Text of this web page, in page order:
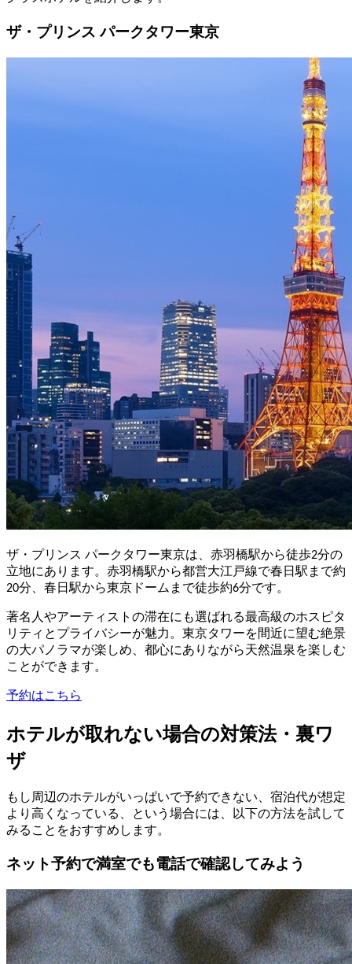
ザ・プリンス パークタワー東京
ザ・プリンス パークタワー東京は、赤羽橋駅から徒歩2分の
立地にあります。赤羽橋駅から都営大江戸線で春日駅まで約
20分、春日駅から東京ドームまで徒歩約6分です。
著名人やアーティストの滞在にも選ばれる最高級のホスピタ
リティとプライバシーが魅力。東京タワーを間近に望む絶景
の大パノラマが楽しめ、都心にありながら天然温泉を楽しむ
ことができます。
予約はこちら
ホテルが取れない場合の対策法・裏ワ
ザ
もし周辺のホテルがいっぱいで予約できない、宿泊代が想定
より高くなっている、という場合には、以下の方法を試して
みることをおすすめします。
ネット予約で満室でも電話で確認してみよう